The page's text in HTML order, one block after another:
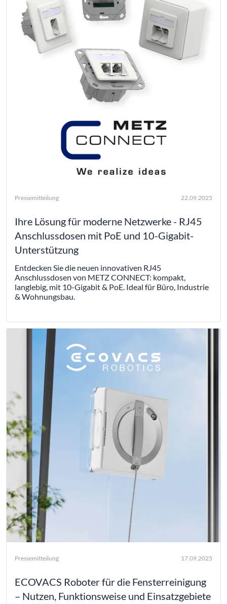
Pressemitteilung 22.09.2025
Ihre Lösung für moderne Netzwerke - RJ45
Anschlussdosen mit PoE und 10-Gigabit-
Unterstützung
Entdecken Sie die neuen innovativen RJ45
Anschlussdosen von METZ CONNECT: kompakt,
langlebig, mit 10-Gigabit & PoE. Ideal für Büro, Industrie
& Wohnungsbau.
Pressemitteilung 17.09.2025
ECOVACS Roboter für die Fensterreinigung
– Nutzen, Funktionsweise und Einsatzgebiete